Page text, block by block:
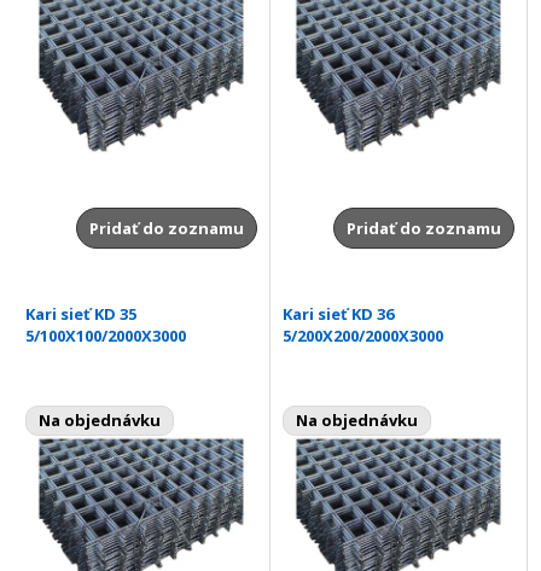
Pridať do zoznamu Pridať do zoznamu
Kari sieť KD 35
5/100X100/2000X3000
Na objednávku
Kari sieť KD 36
5/200X200/2000X3000
Na objednávku